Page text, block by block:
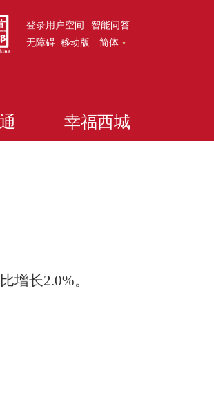
登录用户空间 智能问答
无障碍 移动版 简体
幸福西城
增长2.0%。